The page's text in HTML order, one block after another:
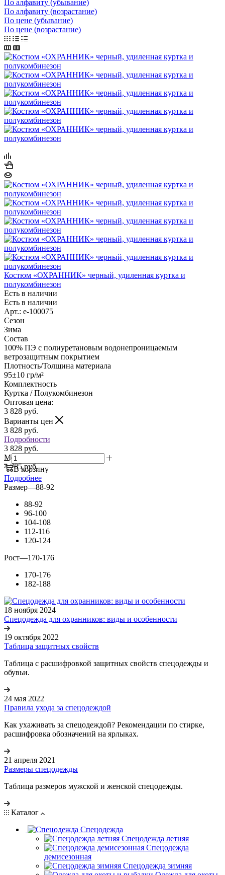
По алфавиту (убывание)
По алфавиту (возрастание)
По цене (убывание)
По цене (возрастание)
Костюм «ОХРАННИК» черный, удиленная куртка и
полукомбинезон
Есть в наличии
Есть в наличии
Арт.: e-100075
Сезон
Зима
Состав
100% ПЭ с полиуретановым водонепроницаемым
ветрозащитным покрытием
Плотность/Толщина материала
95±10 гр/м²
Комплектность
Куртка / Полукомбинезон
Оптовая цена:
3 828 руб.
Варианты цен
3 828 руб.
Подробности
3 828 руб.
Мелкий опт:
4 785 руб.
В корзину
Подробнее
Размер—88-92
88-92
96-100
104-108
112-116
120-124
Рост—170-176
170-176
182-188
18 ноября 2024
Спецодежда для охранников: виды и особенности
19 октября 2022
Таблица защитных свойств
Таблица с расшифровкой защитных свойств спецодежды и
обувьи.
24 мая 2022
Правила ухода за спецодеждой
Как ухаживать за спецодеждой? Рекомендации по стирке,
расшифровка обозначений на ярлыках.
21 апреля 2021
Размеры спецодежды
Таблица размеров мужской и женской спецодежды.
Каталог
Спецодежда
Спецодежда летняя
Спецодежда
демисезонная
Спецодежда зимняя